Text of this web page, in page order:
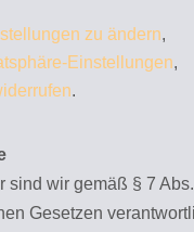
zu ändern,
Einstellungen,
.
sind wir gemäß § 7
Gesetzen